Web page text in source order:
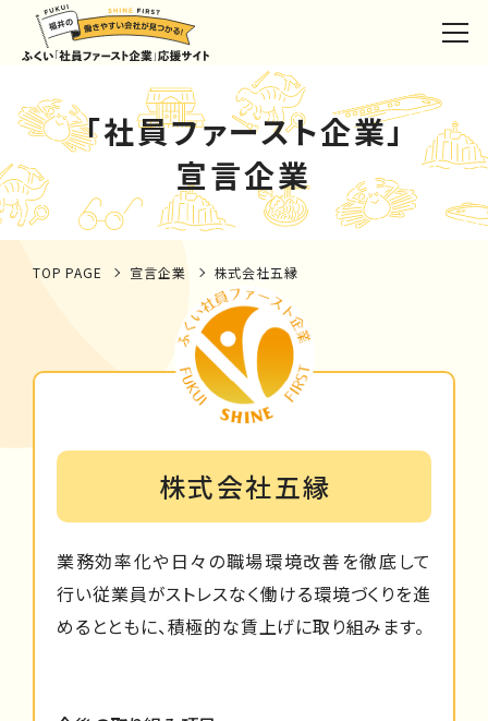
「社員ファースト企業」
宣言企業
TOP PAGE 宣言企業 株式会社五縁
株式会社五縁
業務効率化や日々の職場環境改善を徹底して
行い従業員がストレスなく働ける環境づくりを進
めるとともに、積極的な賃上げに取り組みます。